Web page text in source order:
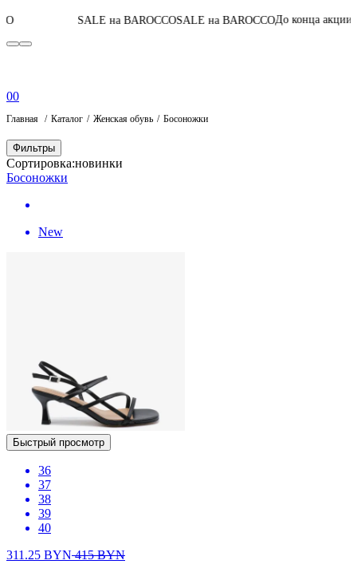
SALE на BAROCCOSALE на BAROCCOДо конца акции06:11:18:36
00
Главная Каталог Женская обувь Босоножки
Фильтры
Сортировка:новинки
Босоножки
New
Быстрый просмотр
36
37
38
39
40
311.25 BYN415BYN